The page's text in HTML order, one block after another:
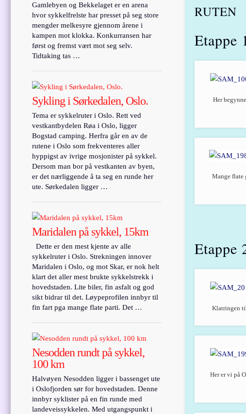
RUTEN
Etappe
Her
Mange flate
Etappe
Klatringen
Her er vi på
Gamlebyen og Bekkelaget er en arena
hvor sykkelfrelste har presset på seg store
mengder melkesyre gjennom årene i
kampen mot klokka. Konkurransen har
først og fremst vært mot seg selv.
Tidtaking tas …
Sykling i Sørkedalen, Oslo.
Tema er sykkelruter i Oslo. Rett ved
vestkantbydelen Røa i Oslo, ligger
Bogstad camping. Herfra går en av de
rutene i Oslo som frekventeres aller
hyppigst av ivrige mosjonister på sykkel.
Dersom man bor på vestkanten av byen,
er det nærliggende å ta seg en runde her
ute. Sørkedalen ligger …
Maridalen på sykkel, 15km
Dette er den mest kjente av alle
sykkelruter i Oslo. Strekningen innover
Maridalen i Oslo, og mot Skar, er nok helt
klart det aller mest brukte sykkelstrekk i
hovedstaden. Lite biler, fin asfalt og god
sikt bidrar til det. Løypeprofilen innbyr til
fin fart pga mange flate parti. Det …
Nesodden rundt på sykkel,
100 km
Halvøyen Nesodden ligger i bassenget ute
i Oslofjorden sør for hovedstaden. Denne
innbyr syklister på en fin runde med
landeveissykkelen. Med utgangspunkt i